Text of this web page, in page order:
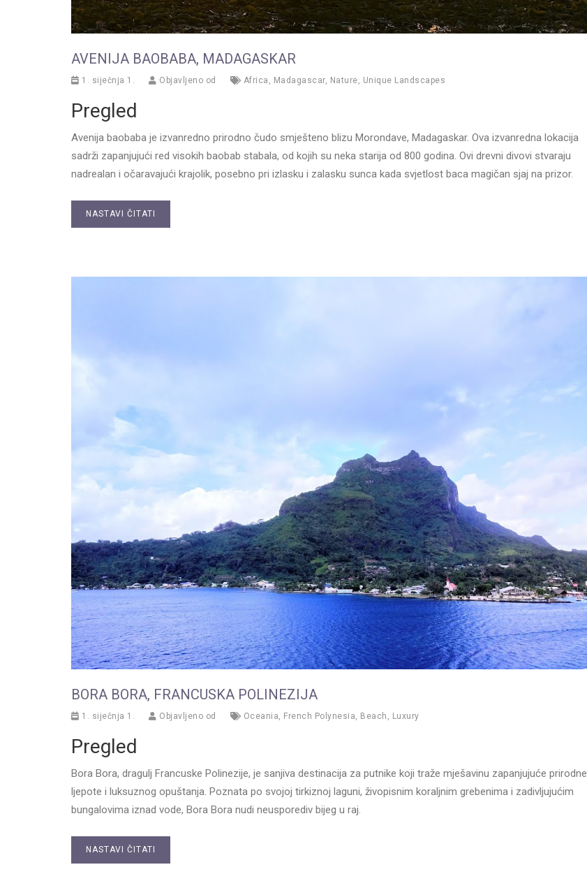
AVENIJA BAOBABA, MADAGASKAR
1. siječnja 1. Objavljeno od Africa Madagascar, Nature Unique Landscapes
Pregled
Avenija baobaba je izvanredno prirodno čudo smješteno blizu Morondave, Madagaskar. Ova izvanredna lokacija
sadrži zapanjujući red visokih baobab stabala, od kojih su neka starija od 800 godina. Ovi drevni divovi stvaraju
nadrealan i očaravajući krajolik, posebno pri izlasku i zalasku sunca kada svjetlost baca magičan sjaj na prizor.
NASTAVI ČITATI
BORA BORA, FRANCUSKA POLINEZIJA
1. siječnja 1. Objavljeno od Oceania, French Polynesia, Beach , Luxury
Pregled
Bora Bora, dragulj Francuske Polinezije, je sanjiva destinacija za putnike koji traže mješavinu zapanjujuće prirodne
ljepote i luksuznog opuštanja. Poznata po svojoj tirkiznoj laguni, živopisnim koraljnim grebenima i zadivljujućim
bungalovima iznad vode, Bora Bora nudi neusporediv bijeg u raj.
NASTAVI ČITATI